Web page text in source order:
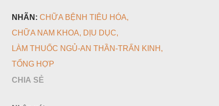
NHÃN: CHỮA BỆNH TIÊU HÓA
CHỮA NAM KHOA
DỊU DỤC
LÀM THUỐC NGỦ-AN THẦN-TRẤN KINH
TỔNG HỢP
CHIA SẺ